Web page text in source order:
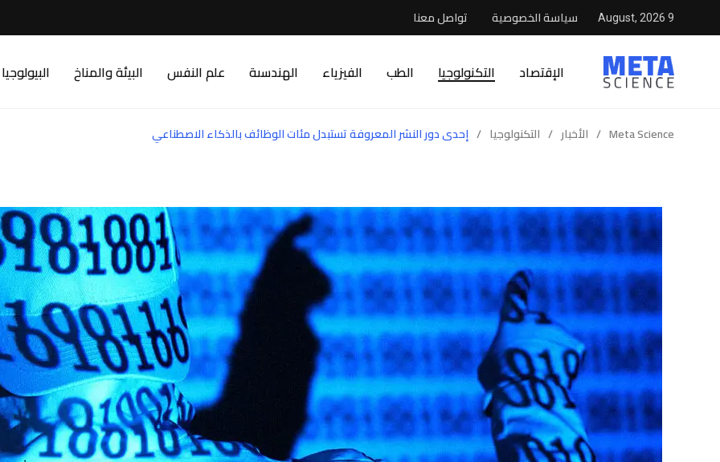
9 August, 2026 سياسة الخصوصية تواصل معنا
الإقتصاد التكنولوجيا الطب الفيزياء الهندسىة علم النفس البيئة والمناخ البيولوجيا
Meta Science
/ الأخبار / التكنولوجيا / إحدى دور النشر المعروفة تستبدل مئات الوظائف بالذكاء الاصطناعي